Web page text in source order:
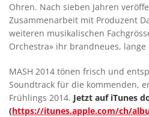
Ohren. Nach sieben Jahren
Zusammenarbeit mit Produzent
weiteren musikalischen
Orchestra» ihr brandneues, lange
MASH 2014 tönen frisch und
Soundtrack für die kommenden,
Frühlings 2014. Jetzt auf iTunes
(https://itunes.apple.com/ch/